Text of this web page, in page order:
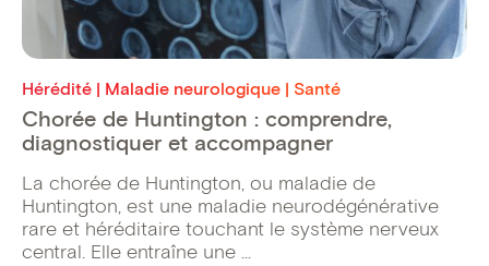
Hérédité | Maladie neurologique | Santé
Chorée de Huntington : comprendre,
diagnostiquer et accompagner
La chorée de Huntington, ou maladie de
Huntington, est une maladie neurodégénérative
rare et héréditaire touchant le système nerveux
central. Elle entraîne une ...